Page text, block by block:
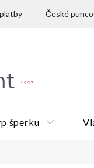
České
šperku